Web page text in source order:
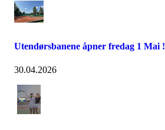
Utendørsbanene åpner fredag 1 Mai !
30.04.2026